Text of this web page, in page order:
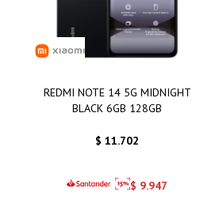
REDMI NOTE 14 5G MIDNIGHT
BLACK 6GB 128GB
$ 11.702
$ 9.947